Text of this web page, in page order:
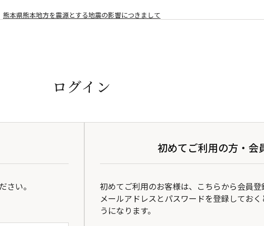
熊本県熊本地方を震源とする地震の影響につきまして
ログイン
さい。
初めてご利用の方・会
初めてご利用のお客様は、こちらから会員登
メールアドレスとパスワードを登録してお
うになります。